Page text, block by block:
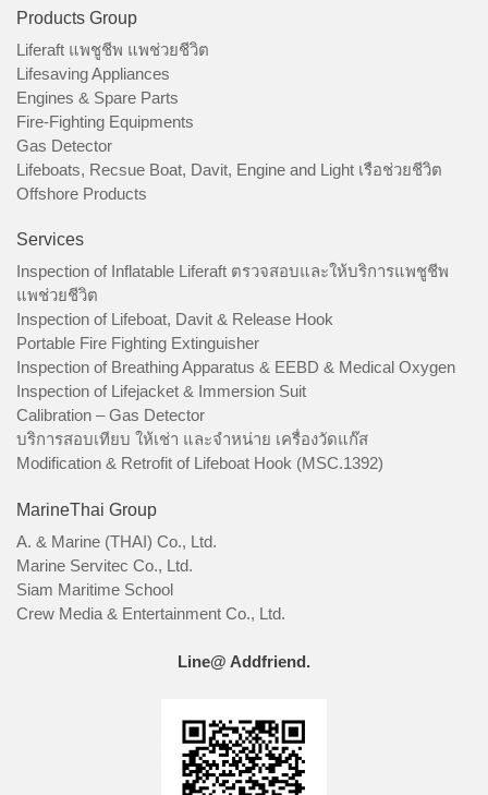
Products Group
Liferaft แพชูชีพ แพช่วยชีวิต
Lifesaving Appliances
Engines & Spare Parts
Fire-Fighting Equipments
Gas Detector
Lifeboats, Recsue Boat, Davit, Engine and Light เรือช่วยชีวิต
Offshore Products
Services
Inspection of Inflatable Liferaft ตรวจสอบและให้บริการแพชูชีพ
แพช่วยชีวิต
Inspection of Lifeboat, Davit & Release Hook
Portable Fire Fighting Extinguisher
Inspection of Breathing Apparatus & EEBD & Medical Oxygen
Inspection of Lifejacket & Immersion Suit
Calibration – Gas Detector
บริการสอบเทียบ ให้เช่า และจำหน่าย เครื่องวัดแก๊ส
Modification & Retrofit of Lifeboat Hook (MSC.1392)
MarineThai Group
A. & Marine (THAI) Co., Ltd.
Marine Servitec Co., Ltd.
Siam Maritime School
Crew Media & Entertainment Co., Ltd.
Line@ Addfriend.